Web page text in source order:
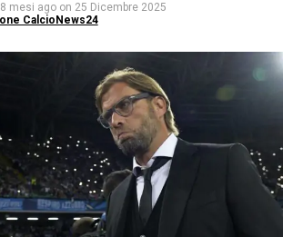
8 mesi ago on 25 Dicembre 2025
CalcioNews24